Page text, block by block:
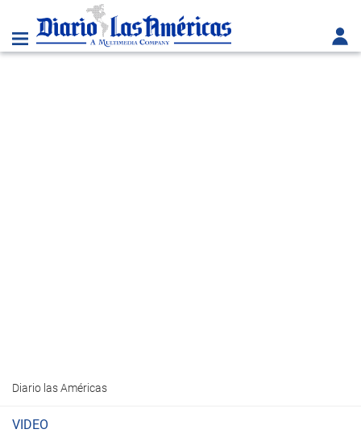
Diario las Américas
VIDEO